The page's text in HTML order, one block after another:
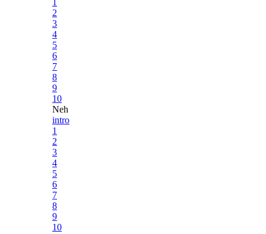
2
3
4
5
6
7
8
9
10
Neh
intro
1
2
3
4
5
6
7
8
9
10